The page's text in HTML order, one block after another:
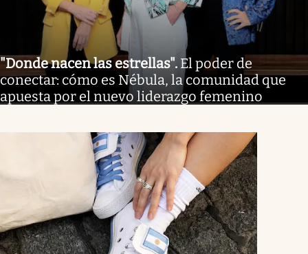
"Donde nacen las estrellas". El poder de
conectar: cómo es Nébula, la comunidad que
apuesta por el nuevo liderazgo femenino